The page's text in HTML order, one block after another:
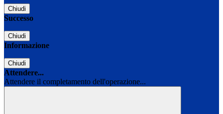
Chiudi
Successo
Chiudi
Informazione
Chiudi
Attendere...
Attendere il completamento dell'operazione...